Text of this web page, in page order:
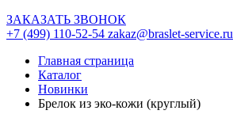
ЗАКАЗАТЬ ЗВОНОК
+7 (499) 110-52-54 zakaz@braslet-service.ru
Главная страница
Каталог
Новинки
Брелок из эко-кожи (круглый)